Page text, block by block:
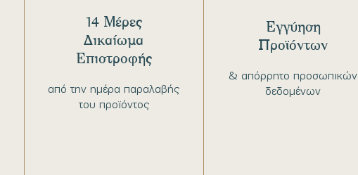
από την ημέρα παραλαβής
του προϊόντος
14 Μέρες
Δικαίωμα
Επιστροφής
& απόρρητο προσωπικών
δεδομένων
Εγγύηση
Προϊόντων